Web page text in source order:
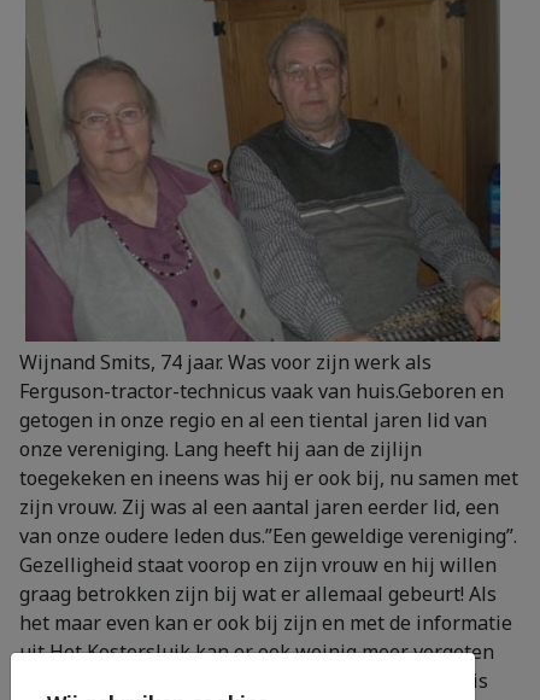
Wijnand Smits, 74 jaar. Was voor zijn werk als
Ferguson-tractor-technicus vaak van huis.Geboren en
getogen in onze regio en al een tiental jaren lid van
onze vereniging. Lang heeft hij aan de zijlijn
toegekeken en ineens was hij er ook bij, nu samen met
zijn vrouw. Zij was al een aantal jaren eerder lid, een
van onze oudere leden dus.”Een geweldige vereniging”.
Gezelligheid staat voorop en zijn vrouw en hij willen
graag betrokken zijn bij wat er allemaal gebeurt! Als
het maar even kan er ook bij zijn en met de informatie
uit Het Kostersluik kan er ook weinig meer vergeten
worden. ”Het blad bevalt goed, prima”.Regelmatig is